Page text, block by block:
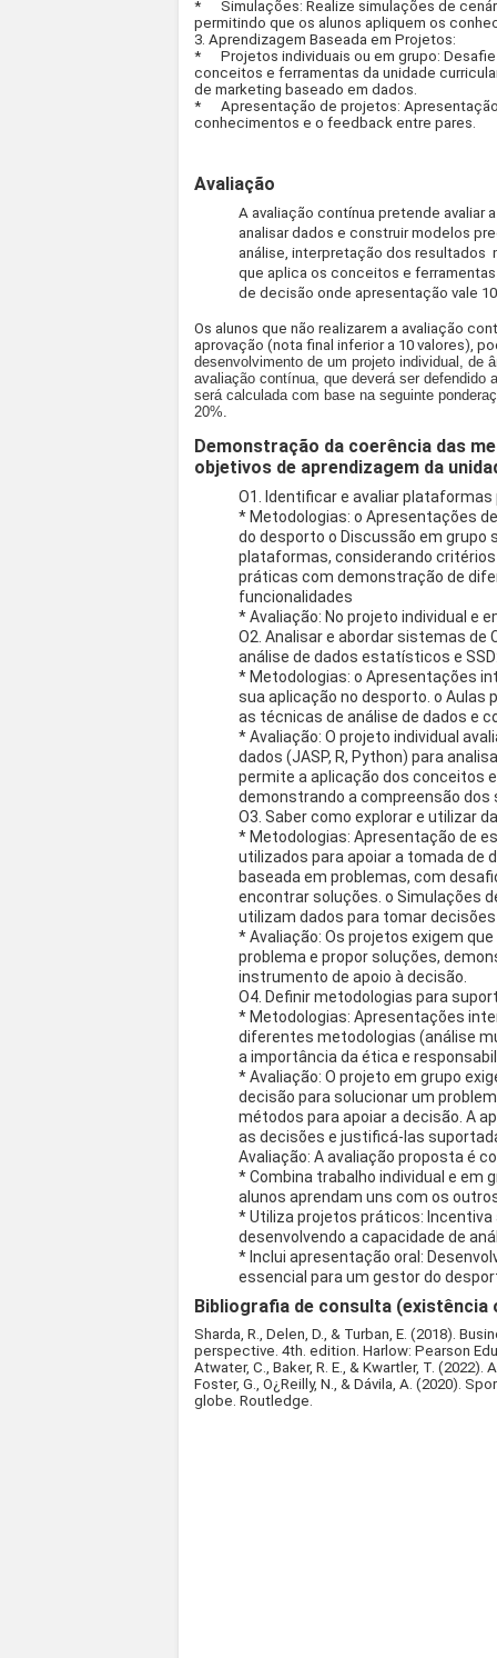
*
Simulações: Realize simulações de
permitindo que os alunos apliquem os
3. Aprendizagem Baseada em Projetos:
*
Projetos individuais ou em grupo:
conceitos e ferramentas da unidade
de marketing baseado em dados.
*
Apresentação de projetos:
conhecimentos e o feedback entre pares.
Avaliação
A avaliação contínua pretende avaliar
analisar dados e construir modelos
análise, interpretação dos resultados
que aplica os conceitos e
de decisão onde apresentação vale
Os alunos que não realizarem a avaliação
aprovação (nota final inferior a 10 valores),
desenvolvimento de um projeto individual, de
avaliação contínua, que deverá ser defendido
será calculada com base na seguinte
20%.
Demonstração da coerência das
objetivos de aprendizagem da
O1. Identificar e avaliar
* Metodologias: o Apresentações
do desporto o Discussão em
plataformas, considerando
práticas com demonstração de
funcionalidades
* Avaliação: No projeto individual e
O2. Analisar e abordar sistemas de
análise de dados estatísticos e
* Metodologias: o Apresentações
sua aplicação no desporto. o Aulas
as técnicas de análise de dados e
* Avaliação: O projeto individual
dados (JASP, R, Python) para
permite a aplicação dos conceitos
demonstrando a compreensão
O3. Saber como explorar e utilizar
* Metodologias: Apresentação de
utilizados para apoiar a tomada de
baseada em problemas, com
encontrar soluções. o Simulações
utilizam dados para tomar
* Avaliação: Os projetos exigem
problema e propor soluções,
instrumento de apoio à decisão.
O4. Definir metodologias para
* Metodologias: Apresentações
diferentes metodologias (análise
a importância da ética e
* Avaliação: O projeto em grupo
decisão para solucionar um
métodos para apoiar a decisão. A
as decisões e justificá-las
Avaliação: A avaliação proposta é
* Combina trabalho individual e em
alunos aprendam uns com os
* Utiliza projetos práticos:
desenvolvendo a capacidade de
* Inclui apresentação oral:
essencial para um gestor do
Bibliografia de consulta
Sharda, R., Delen, D., & Turban, E. (2018).
perspective. 4th. edition. Harlow: Pearson
Atwater, C., Baker, R. E., & Kwartler, T.
Foster, G., O¿Reilly, N., & Dávila, A. (2020).
globe. Routledge.